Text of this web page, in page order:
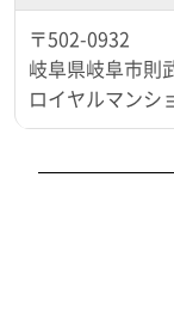
〒502-0932
岐阜県岐阜市則
ロイヤルマンシ